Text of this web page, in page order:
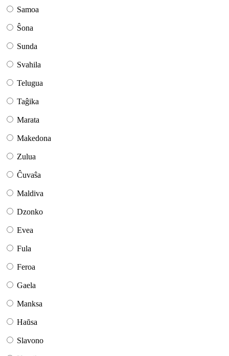
Samoa
Ŝona
Sunda
Svahila
Telugua
Taĝika
Marata
Makedona
Zulua
Ĉuvaŝa
Maldiva
Dzonko
Evea
Fula
Feroa
Gaela
Manksa
Haŭsa
Slavono